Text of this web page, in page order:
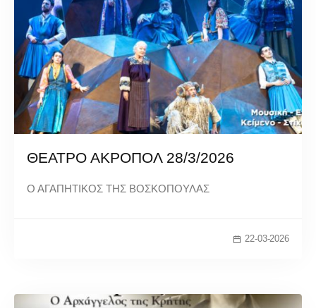
ΘΕΑΤΡΟ ΑΚΡΟΠΟΛ 28/3/2026
Ο ΑΓΑΠΗΤΙΚΟΣ ΤΗΣ ΒΟΣΚΟΠΟΥΛΑΣ
22-03-2026